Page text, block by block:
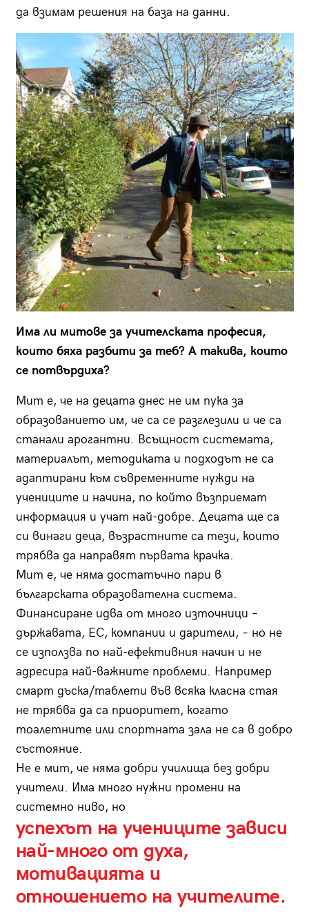
да взимам решения на база на данни.
Има ли митове за учителската професия,
които бяха разбити за теб? А такива, които
се потвърдиха?
Мит е, че на децата днес не им пука за
образованието им, че са се разглезили и че са
станали арогантни. Всъщност системата,
материалът, методиката и подходът не са
адаптирани към съвременните нужди на
учениците и начина, по който възприемат
информация и учат най-добре. Децата ще са
си винаги деца, възрастните са тези, които
трябва да направят първата крачка.
Мит е, че няма достатъчно пари в
българската образователна система.
Финансиране идва от много източници –
държавата, ЕС, компании и дарители, – но не
се използва по най-ефективния начин и не
адресира най-важните проблеми. Например
смарт дъска/таблети във всяка класна стая
не трябва да са приоритет, когато
тоалетните или спортната зала не са в добро
състояние.
Не е мит, че няма добри училища без добри
учители. Има много нужни промени на
системно ниво, но
успехът на учениците зависи
най-много от духа,
мотивацията и
отношението на учителите.